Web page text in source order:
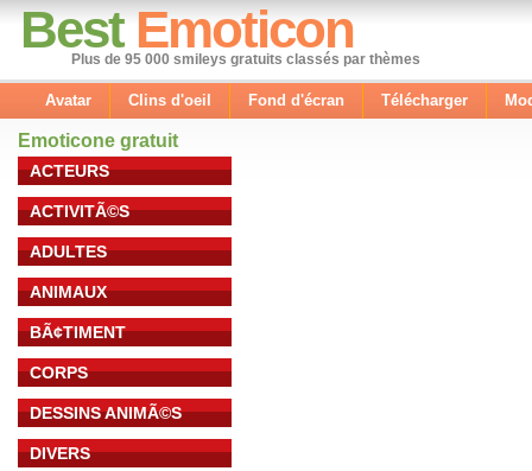
Best Emoticon
Plus de 95 000 smileys gratuits classés par thèmes
Avatar Clins d'oeil Fond d'écran Télécharger
Emoticone gratuit
ACTEURS
ACTIVITÃ©S
ADULTES
ANIMAUX
BÃ¢TIMENT
CORPS
DESSINS ANIMÃ©S
DIVERS